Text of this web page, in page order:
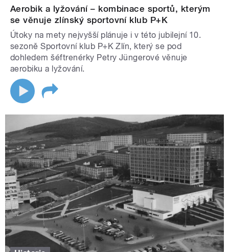
Aerobik a lyžování – kombinace sportů, kterým
se věnuje zlínský sportovní klub P+K
Útoky na mety nejvyšší plánuje i v této jubilejní 10.
sezoně Sportovní klub P+K Zlín, který se pod
dohledem šéftrenérky Petry Jüngerové věnuje
aerobiku a lyžování.